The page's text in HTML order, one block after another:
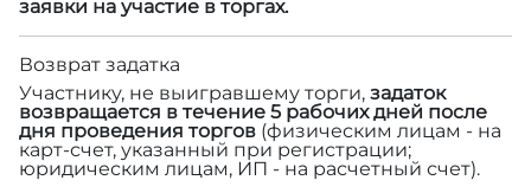
заявки на участие в торгах.
Возврат задатка
Участнику, не выигравшему торги, задаток
возвращается в течение 5 рабочих дней после
дня проведения торгов (физическим лицам - на
карт-счет, указанный при регистрации;
юридическим лицам, ИП - на расчетный счет).